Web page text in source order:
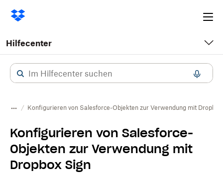
Hilfecenter
Konfigurieren von Salesforce-Objekten zur Verwendung mit
Konfigurieren von Salesforce-
Objekten zur Verwendung mit
Dropbox Sign